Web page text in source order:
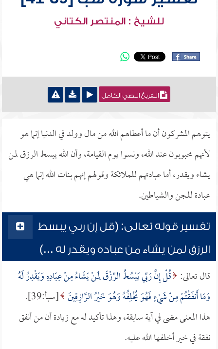
للشيخ : المنتصر الكتاني
التفريغ النصي الكامل
يتوهم المشركون أن ما أعطاهم الله من مال وولد في الدنيا إنما هو
لأنهم محبوبون عند الله، ونسوا يوم القيامة، وأن الله يبسط الرزق لمن
يشاء ويقدر، أما عبادتهم للملائكة وقولهم إنهم بنات الله إنما هي
عبادة للجن والشياطين.
تفسير قوله تعالى: (قل إن ربي يبسط
الرزق لمن يشاء من عباده ويقدر له ...)
قال تعالى: قُلْ إِنَّ رَبِّي يَبْسُطُ الرِّزْقَ لِمَنْ يَشَاءُ مِنْ عِبَادِهِ وَيَقْدِرُ لَهُ
وَمَا أَنفَقْتُمْ مِنْ شَيْءٍ فَهُوَ يُخْلِفُهُ وَهُوَ خَيْرُ الرَّازِقِينَ [سبأ:39].
هذا المعنى مضى في آية سابقة، وهذا تأكيد له مع زيادة أن من أنفق
نفقة في خير أخلفها الله عليه.